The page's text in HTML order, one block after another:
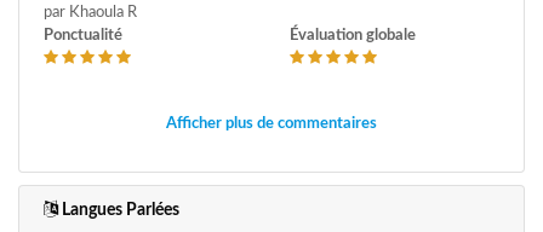
par Khaoula R
Ponctualité
Évaluation globale
Afficher plus de commentaires
Langues Parlées